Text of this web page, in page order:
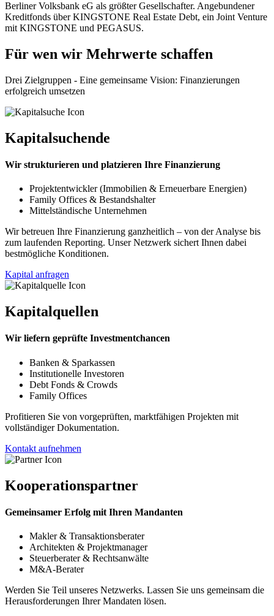
Berliner Volksbank eG als größter Gesellschafter. Angebundener
Kreditfonds über KINGSTONE Real Estate Debt, ein Joint Venture
mit KINGSTONE und PEGASUS.
Für wen wir Mehrwerte schaffen
Drei Zielgruppen - Eine gemeinsame Vision: Finanzierungen
erfolgreich umsetzen
Kapitalsuchende
Wir strukturieren und platzieren Ihre Finanzierung
Projektentwickler (Immobilien & Erneuerbare Energien)
Family Offices & Bestandshalter
Mittelständische Unternehmen
Wir betreuen Ihre Finanzierung ganzheitlich – von der Analyse bis
zum laufenden Reporting. Unser Netzwerk sichert Ihnen dabei
bestmögliche Konditionen.
Kapital anfragen
Kapitalquellen
Wir liefern geprüfte Investmentchancen
Banken & Sparkassen
Institutionelle Investoren
Debt Fonds & Crowds
Family Offices
Profitieren Sie von vorgeprüften, marktfähigen Projekten mit
vollständiger Dokumentation.
Kontakt aufnehmen
Kooperationspartner
Gemeinsamer Erfolg mit Ihren Mandanten
Makler & Transaktionsberater
Architekten & Projektmanager
Steuerberater & Rechtsanwälte
M&A-Berater
Werden Sie Teil unseres Netzwerks. Lassen Sie uns gemeinsam die
Herausforderungen Ihrer Mandaten lösen.